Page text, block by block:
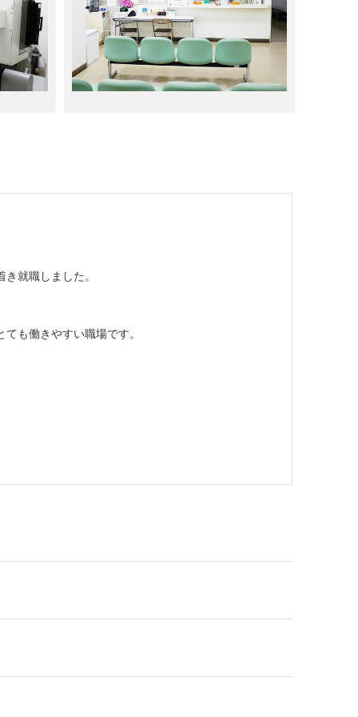
就職しました。
も働きやすい職場です。